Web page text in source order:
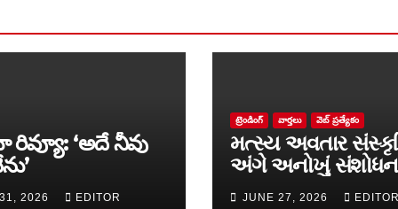
‘అదే నీవు
2026 EDITOR
ట్రెండింగ్ వార్త‌లు వెబ్ ప్రత్యేకం
મત્સ્ય અવતાર
અંગે અનોખું સંશોધન
માળખું રજૂ
JUNE 27, 2026 EDITOR